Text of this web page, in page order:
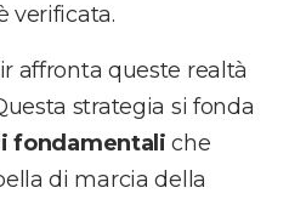
verificata.
affronta queste realtà
strategia si fonda
fondamentali che
di marcia della